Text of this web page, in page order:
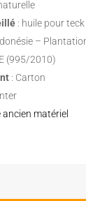
: huile pour
–
(995/2010)
: Carton
ancien matériel